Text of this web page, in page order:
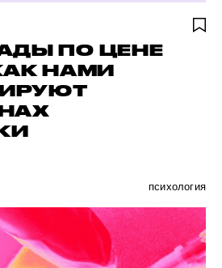
ПО ЦЕНЕ
НАМИ
психология